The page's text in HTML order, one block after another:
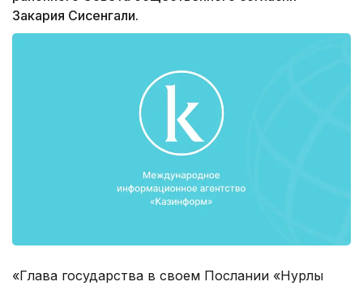
Закария Сисенгали.
«Глава государства в своем Послании «Нурлы